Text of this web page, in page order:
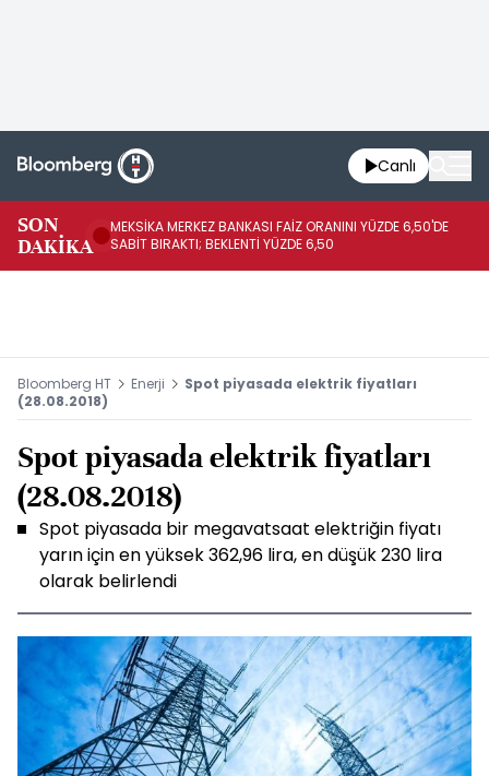
Canlı
SON
DAKİKA
MEKSİKA MERKEZ BANKASI FAİZ ORANINI YÜZDE 6,50'DE
SABİT BIRAKTI; BEKLENTİ YÜZDE 6,50
Bloomberg HT Enerji
Spot piyasada elektrik fiyatları
(28.08.2018)
Spot piyasada elektrik fiyatları
(28.08.2018)
Spot piyasada bir megavatsaat elektriğin fiyatı
yarın için en yüksek 362,96 lira, en düşük 230 lira
olarak belirlendi